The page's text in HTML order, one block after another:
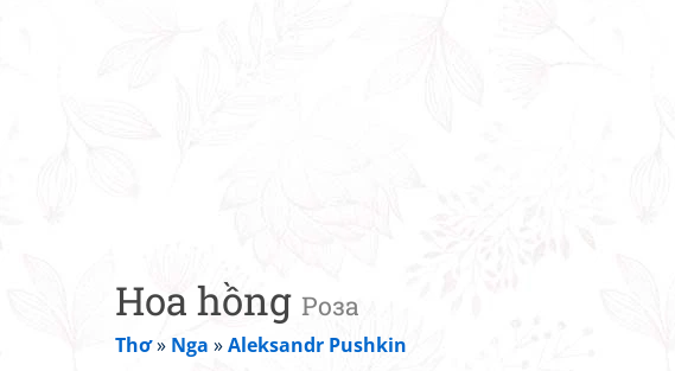
Hoa hồng Роза
Thơ» Nga »Aleksandr Pushkin